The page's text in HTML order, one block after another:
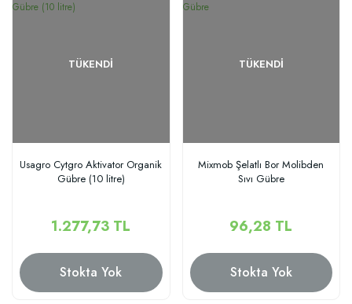
TÜKENDI
Usagro Cytgro Aktivator Organik
Gübre (10 litre)
1.277,73 TL
Stokta Yok
TÜKENDI
Mixmob Şelatlı Bor Molibden
Sıvı Gübre
96,28 TL
Stokta Yok